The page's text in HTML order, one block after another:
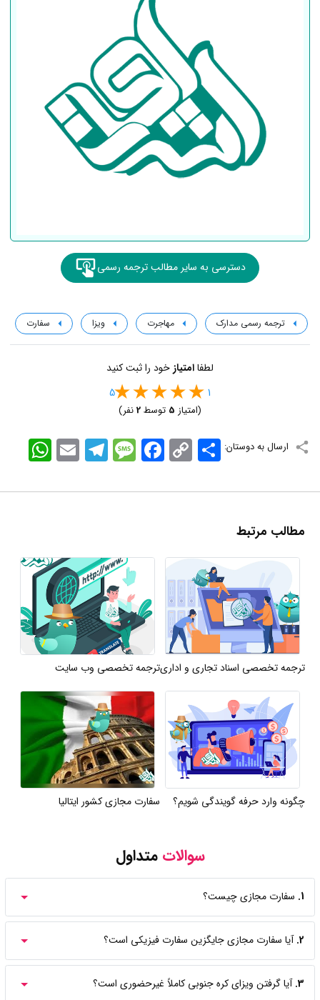
دسترسی به سایر مطالب ترجمه رسمی
ترجمه رسمی مدارک مهاجرت ویزا سفارت
لطفاامتیاز خود را ثبت کنید
1
5
(امتیاز 5 توسط2نفر)
ارسال به دوستان: WhatsApp EmailTelegramMessageFacebook Copy
Link
اشتراک
مطالب مرتبط
ترجمه تخصصی اسناد تجاری و اداریترجمه تخصصی وب سایت
چگونه وارد حرفه گویندگی شویم؟ سفارت مجازی کشور ایتالیا
سوالاتمتداول
1. سفارت مجازی چیست؟
2. آیا سفارت مجازی جایگزین سفارت فیزیکی است؟
3. آیا گرفتن ویزای کره جنوبی کاملاً غیرحضوری است؟